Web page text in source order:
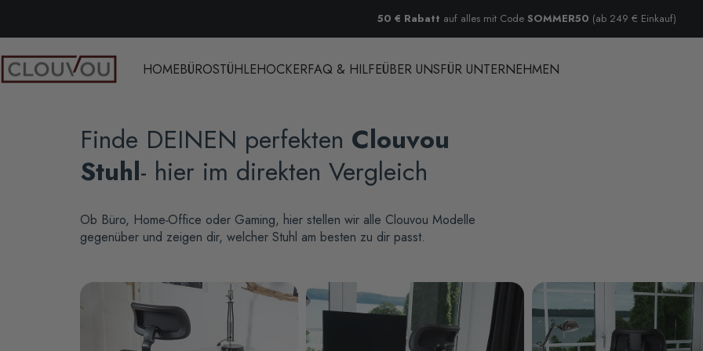
50 € Rabatt auf alles mit Code SOMMER50 (ab 249 € Einkauf)
Clouvou HOMEBÜROSTÜHLEHOCKERFAQ & HILFEÜBER UNSFÜR UNTERNEHMEN
Finde DEINEN perfekten Clouvou
Stuhl- hier im direkten Vergleich
Ob Büro, Home‑Office oder Gaming, hier stellen wir alle Clouvou Modelle
gegenüber und zeigen dir, welcher Stuhl am besten zu dir passt.